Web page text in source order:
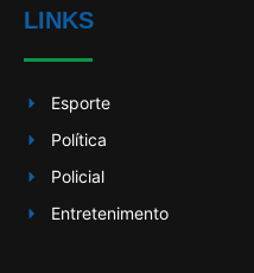
LINKS
Esporte
Política
Policial
Entretenimento